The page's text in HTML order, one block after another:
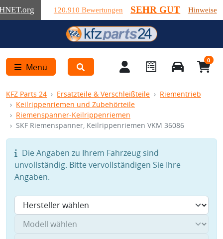
.org 120.910 Bewertungen SEHR GUT Hinweise
Menü
0
KFZ Parts 24 Ersatzteile & Verschleißteile
Riementrieb
Keilrippenriemen und Zubehörteile
Riemenspanner-Keilrippenriemen
SKF Riemenspanner, Keilrippenriemen VKM 36086
Die Angaben zu Ihrem Fahrzeug sind
unvollständig. Bitte vervollständigen Sie Ihre
Angaben.